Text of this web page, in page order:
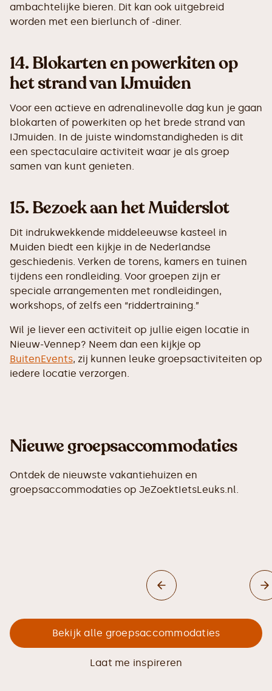
ambachtelijke bieren. Dit kan ook uitgebreid
worden met een bierlunch of -diner.
14.Blokarten en powerkiten op
het strand van IJmuiden
Voor een actieve en adrenalinevolle dag kun je gaan
blokarten of powerkiten op het brede strand van
IJmuiden. In de juiste windomstandigheden is dit
een spectaculaire activiteit waar je als groep
samen van kunt genieten.
15.Bezoek aan het Muiderslot
Dit indrukwekkende middeleeuwse kasteel in
Muiden biedt een kijkje in de Nederlandse
geschiedenis. Verken de torens, kamers en tuinen
tijdens een rondleiding. Voor groepen zijn er
speciale arrangementen met rondleidingen,
workshops, of zelfs een “riddertraining.”
Wil je liever een activiteit op jullie eigen locatie in
Nieuw-Vennep? Neem dan een kijkje op
BuitenEvents, zij kunnen leuke groepsactiviteiten op
iedere locatie verzorgen.
Nieuwe groepsaccommodaties
Ontdek de nieuwste vakantiehuizen en
groepsaccommodaties op JeZoektIetsLeuks.nl.
Bekijk alle groepsaccommodaties
Laat me inspireren